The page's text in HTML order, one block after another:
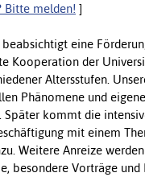
Bitte melden! ]
beabsichtigt eine
Kooperation der
Altersstufen.
Phänomene und
Später kommt die
mit einem
Weitere Anreize
besondere Vorträge und